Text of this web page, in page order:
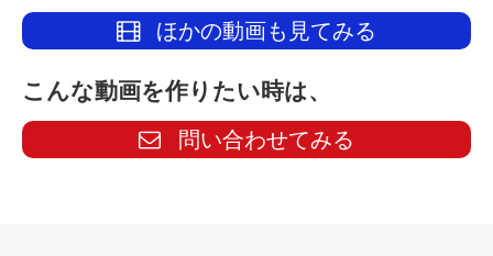
ほかの動画も見てみる
こんな動画を作りたい時は、
問い合わせてみる